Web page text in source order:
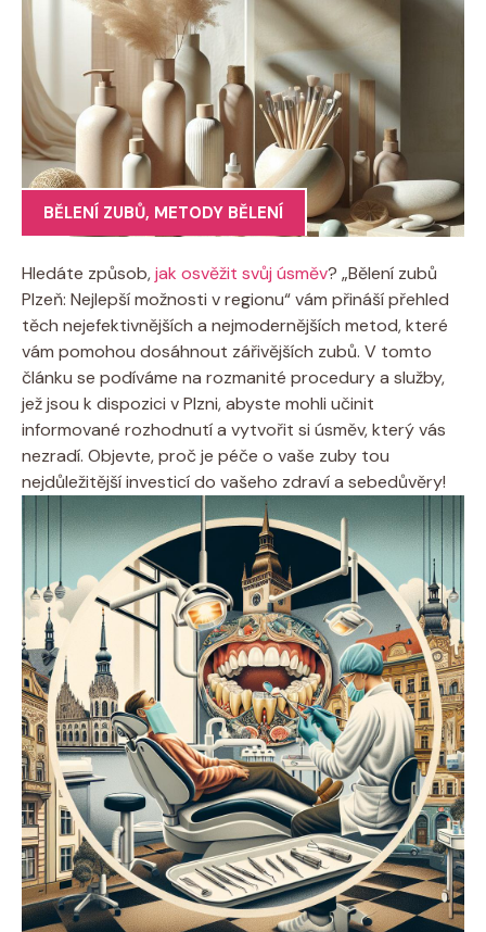
BĚLENÍ ZUBŮ, METODY BĚLENÍ
Hledáte způsob,jak osvěžit svůj úsměv? „Bělení zubů
Plzeň:‍ Nejlepší ‌možnosti v regionu“ vám přináší ​přehled
těch nejefektivnějších ⁤a ⁣nejmodernějších metod, které
vám pomohou dosáhnout zářivějších zubů. ⁢V tomto
článku se podíváme na rozmanité procedury a služby,
⁢jež jsou k dispozici v Plzni, abyste mohli​ učinit
informované rozhodnutí a ⁢vytvořit ⁣si úsměv, který vás
‌nezradí. ‍Objevte, proč je péče o vaše zuby⁣ tou⁣
nejdůležitější investicí‌ do vašeho⁤ zdraví a sebedůvěry!